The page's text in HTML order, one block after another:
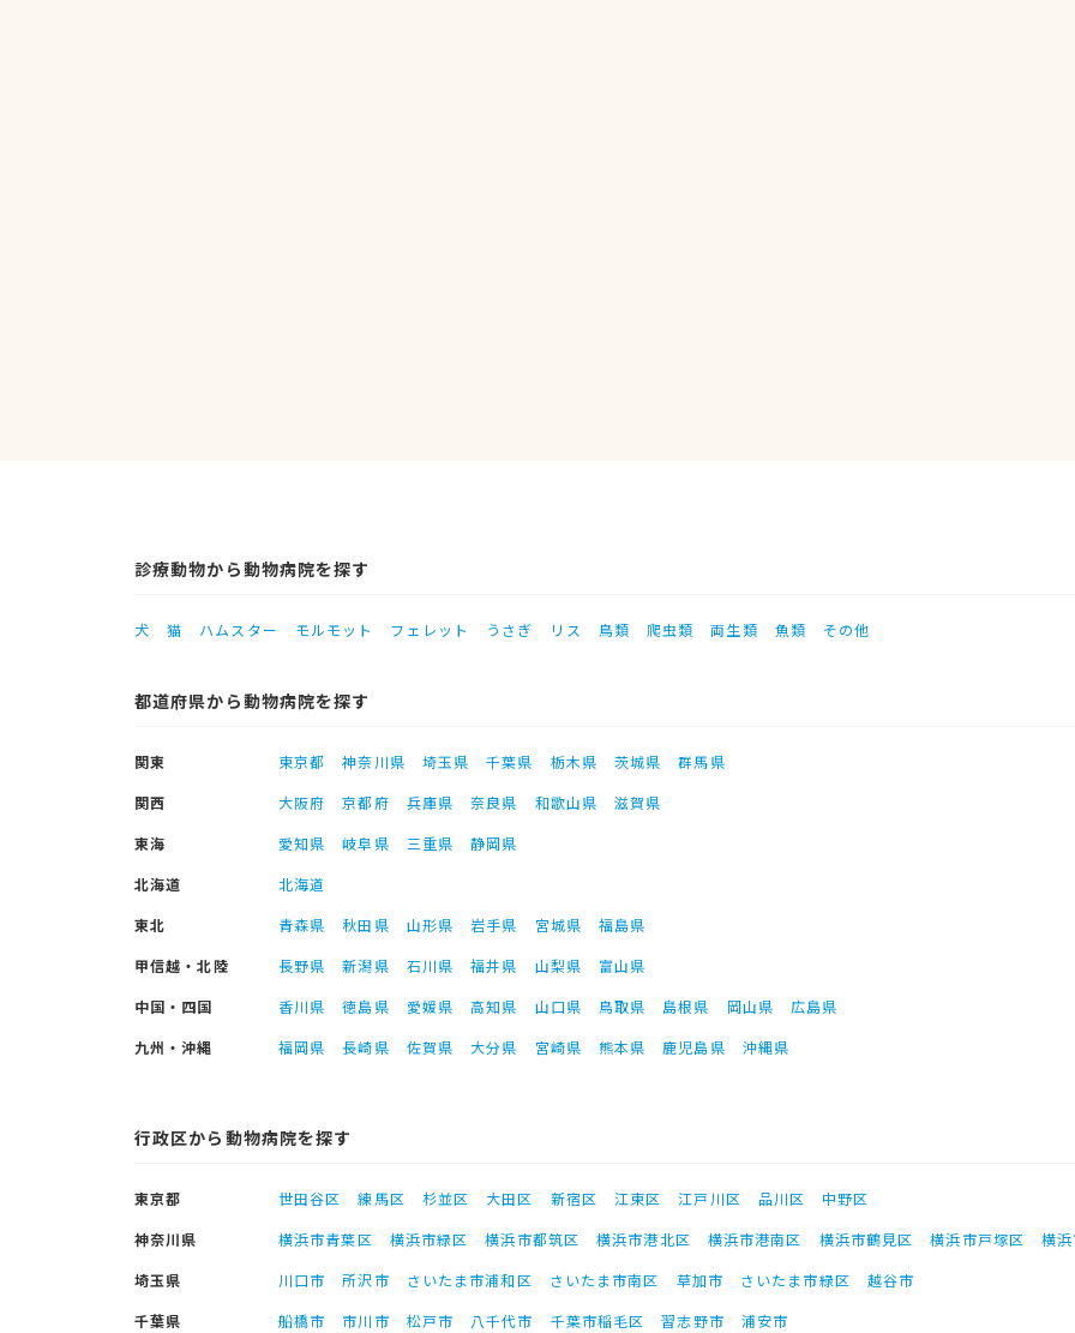
診療動物から動物病院を探す
犬 猫 ハムスター モルモット フェレット うさぎ リス 鳥類 爬虫類 両生類 魚類 その他
都道府県から動物病院を探す
関東 東京都 神奈川県 埼玉県 千葉県 栃木県 茨城県
群馬県
関西
大阪府 京都府 兵庫県 奈良県 和歌山県
滋賀県
東海
愛知県 岐阜県 三重県
静岡県
北海道
北海道
東北
青森県 秋田県 山形県 岩手県 宮城県
福島県
甲信越・北陸
長野県 新潟県 石川県 福井県 山梨県
富山県
中国・四国
香川県 徳島県 愛媛県 高知県 山口県 鳥取県 島根県 岡山県
広島県
九州・沖縄
福岡県 長崎県 佐賀県 大分県 宮崎県 熊本県 鹿児島県 沖縄県
行政区から動物病院を探す
東京都 世田谷区 練馬区 杉並区 大田区 新宿区 江東区 江戸川区 品川区
中野区
神奈川県
横浜市青葉区 横浜市緑区 横浜市都筑区 横浜市港北区 横浜市港南区 横浜市鶴見区 横浜市戸塚区
横
埼玉県
川口市 所沢市 さいたま市浦和区 さいたま市南区 草加市 さいたま市緑区
越谷市
千葉県
船橋市 市川市 松戸市 八千代市 千葉市稲毛区 習志野市 浦安市